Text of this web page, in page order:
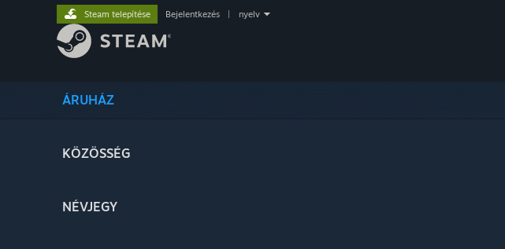
ÁRUHÁZ
KÖZÖSSÉG
NÉVJEGY
Steam telepítése Bejelentkezés nyelv